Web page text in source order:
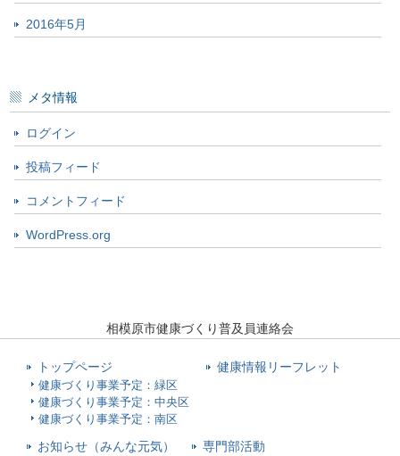
2016年5月
メタ情報
ログイン
投稿フィード
コメントフィード
WordPress.org
相模原市健康づくり普及員連絡会
トップページ
健康づくり事業予定：緑区
健康づくり事業予定：中央区
健康づくり事業予定：南区
健康情報リーフレット
お知らせ（みんな元気） 専門部活動